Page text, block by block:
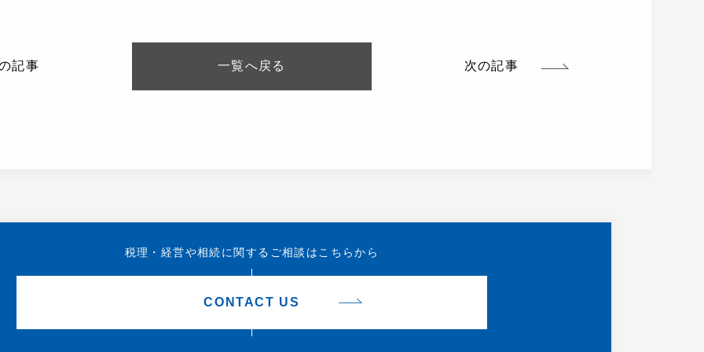
記事 一覧へ戻る 次の記事
税理・経営や相続に関する ご相談はこちらから
CONTACT US